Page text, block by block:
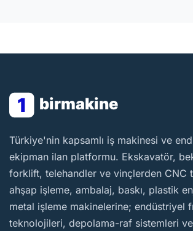
1 birmakine
BirMakine
Türkiye'nin kapsamlı iş makinesi ve
ekipman ilan platformu. Ekskavatör,
forklift, telehandler ve vinçlerden CNC
ahşap işleme, ambalaj, baskı, plastik
metal işleme makinelerine; endüstriyel
teknolojileri, depolama-raf sistemleri